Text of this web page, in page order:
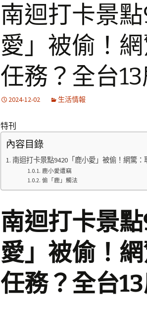
南迴打卡景
愛」被偷！
任務？全台
2024-12-02 生活情報
特刊
內容目錄
南迴打卡景點9420「鹿小愛」被偷！網驚
鹿小愛遭竊
偷「鹿」觸法
南迴打卡景
愛」被偷！
任務？全台